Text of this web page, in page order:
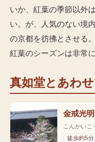
いか、紅葉の季節以外
い。が、人気のない境
の京都を彷彿とさせる。
紅葉のシーズンは非常に
真如堂とあわ
金戒光
こんかいこ
徒歩約5分